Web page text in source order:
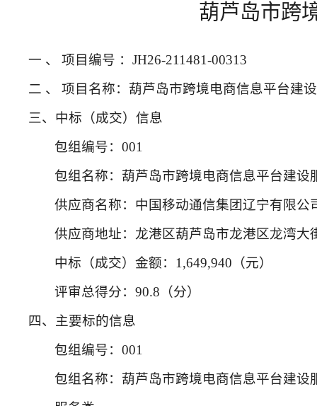
葫芦岛市跨
一 、 项目编号 ：JH26-211481-00313
二 、
项目名称：葫芦岛市跨境电商信息平台建
三、中标（成交）信息
包组编号：001
包组名称：葫芦岛市跨境电商信息平台建设
供应商名称：中国移动通信集团辽宁有限公
供应商地址：龙港区葫芦岛市龙港区龙湾大
中标（成交）金额： 1,649,940（元）
评审总得分：90.8（分）
四、主要标的信息
包组编号：001
包组名称：葫芦岛市跨境电商信息平台建设